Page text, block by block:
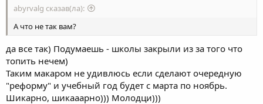
abyrvalg сказав(ла):
А что не так вам?
да все так) Подумаешь - школы закрыли из за того что
топить нечем)
Таким макаром не удивлюсь если сделают очередную
"реформу" и учебный год будет с марта по ноябрь.
Шикарно, шикааарно))) Молодци)))